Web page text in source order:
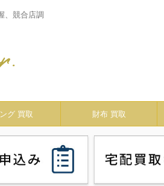
、競合店調
グ 買取 財布 買取